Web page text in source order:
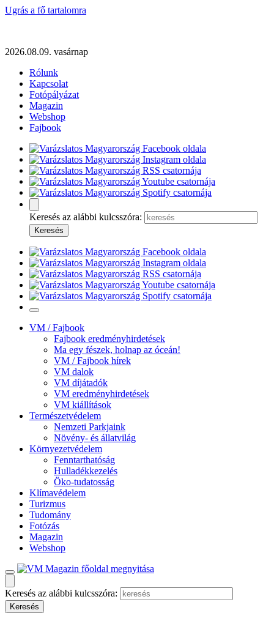
Ugrás a fő tartalomra
2026.08.09. vasárnap
Rólunk
Kapcsolat
Fotópályázat
Magazin
Webshop
Fajbook
Keresés az alábbi kulcsszóra:
VM / Fajbook
Fajbook eredményhirdetések
Ma egy fészek, holnap az óceán!
VM / Fajbook hírek
VM dalok
VM díjátadók
VM eredményhirdetések
VM kiállítások
Természetvédelem
Nemzeti Parkjaink
Növény- és állatvilág
Környezetvédelem
Fenntarthatóság
Hulladékkezelés
Öko-tudatosság
Klímavédelem
Turizmus
Tudomány
Fotózás
Magazin
Webshop
Keresés az alábbi kulcsszóra: